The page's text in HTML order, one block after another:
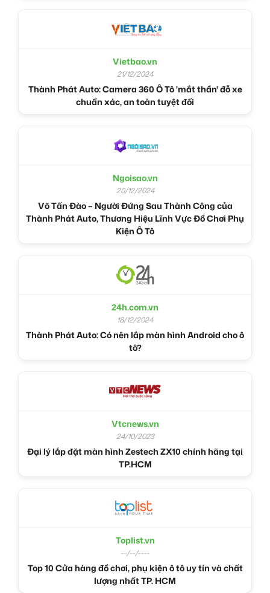
Vietbao.vn
21/12/2024
Thành Phát Auto: Camera 360 Ô Tô 'mắt thần' đỗ xe
chuẩn xác, an toàn tuyệt đối
Ngoisao.vn
20/12/2024
Võ Tấn Đào – Người Đứng Sau Thành Công của
Thành Phát Auto, Thương Hiệu Lĩnh Vực Đồ Chơi Phụ
Kiện Ô Tô
24h.com.vn
18/12/2024
Thành Phát Auto: Có nên lắp màn hình Android cho ô
tô?
Vtcnews.vn
24/10/2023
Đại lý lắp đặt màn hình Zestech ZX10 chính hãng tại
TP.HCM
Toplist.vn
--/--/----
Top 10 Cửa hàng đồ chơi, phụ kiện ô tô uy tín và chất
lượng nhất TP. HCM